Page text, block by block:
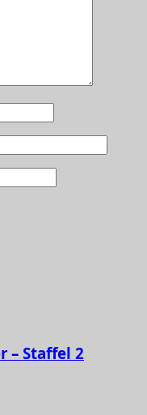
– Staffel 2